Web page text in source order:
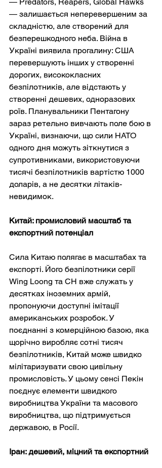
— залишається неперевершеним за
складністю, але створений для
безперешкодного неба. Війна в
Україні виявила прогалину: США
перевершують інших у створенні
дорогих, висококласних
безпілотників, але відстають у
створенні дешевих, одноразових
роїв. Планувальники Пентагону
зараз ретельно вивчають поле бою в
Україні, визнаючи, що сили НАТО
одного дня можуть зіткнутися з
супротивниками, використовуючи
тисячі безпілотників вартістю 1000
доларів, а не десятки літаків-
невидимок.
Китай: промисловий масштаб та
експортний потенціал
Сила Китаю полягає в масштабах та
експорті. Його безпілотники серії
Wing Loong та CH вже служать у
десятках іноземних армій,
пропонуючи доступні імітації
американських розробок. У
поєднанні з комерційною базою, яка
щорічно виробляє сотні тисяч
безпілотників, Китай може швидко
мілітаризувати свою цивільну
промисловість. У цьому сенсі Пекін
поєднує елементи швидкого
виробництва України та масового
виробництва, що підтримується
державою, в Росії.
Іран: дешевий, міцний та експортний